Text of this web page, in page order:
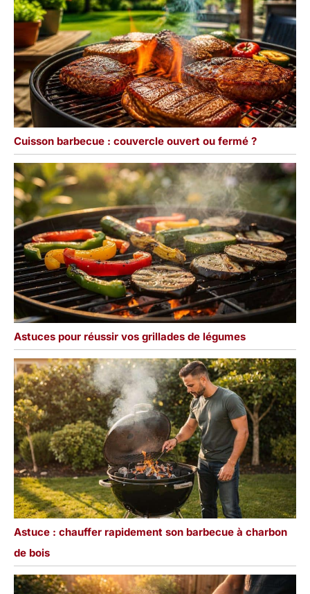
Cuisson barbecue : couvercle ouvert ou fermé ?
Astuces pour réussir vos grillades de légumes
Astuce : chauffer rapidement son barbecue à charbon
de bois